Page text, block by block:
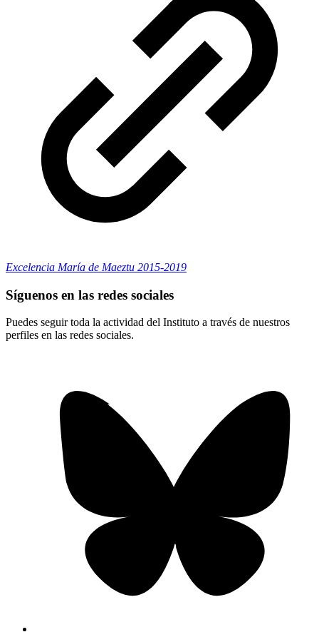
Excelencia María de Maeztu 2015-2019
Síguenos en las redes sociales
Puedes seguir toda la actividad del Instituto a través de nuestros
perfiles en las redes sociales.